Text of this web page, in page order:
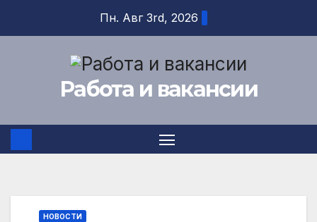
содержимому
Пн. Авг 3rd, 2026
Работа и вакансии
НОВОСТИ